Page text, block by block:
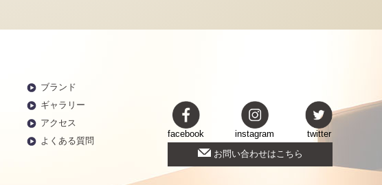
ブランド
ギャラリー
アクセス
よくある質問
facebook instagram
twitter
お問い合わせはこちら